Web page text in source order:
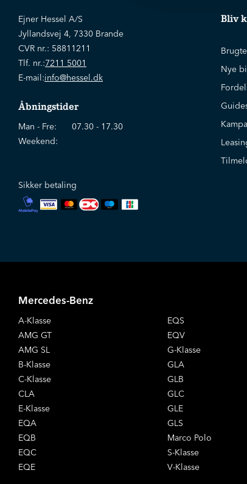
Ejner Hessel A/S
Jyllandsvej 4, 7330 Brande
CVR nr.: 58811211
Tlf. nr.:7211 5001
E-mail:info@hessel.dk
Åbningstider
Man - Fre:
07.30 - 17.30
Weekend:
Sikker betaling
Bliv
Nye
Mercedes-Benz
A-Klasse
AMG GT
AMG SL
B-Klasse
C-Klasse
CLA
E-Klasse
EQA
EQB
EQC
EQE
EQS
EQV
G-Klasse
GLA
GLB
GLC
GLE
GLS
Marco Polo
S-Klasse
V-Klasse